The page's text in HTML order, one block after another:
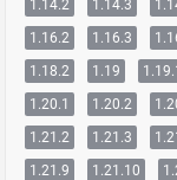
1.14.2
1.14.3
1.16.2
1.16.3
1.18.2
1.19 1.19.1
1.20.1
1.20.2
1.21.2
1.21.3
1.21.9
1.21.10